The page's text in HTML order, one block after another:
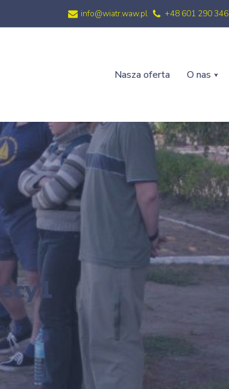
info@wiatr.waw.pl +48 601 290 346
Nasza oferta O nas
» wszyscy1